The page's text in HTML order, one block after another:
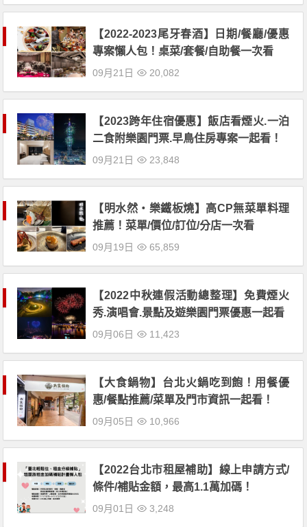
【2022-2023尾牙春酒】日期/餐廳/優惠
專案懶人包！桌菜/套餐/自助餐一次看
09月21日 20,082
【2023跨年住宿優惠】飯店看煙火.一泊
二食附樂園門票.早鳥住房專案一起看！
09月21日 23,848
【明水然・樂鐵板燒】高CP無菜單料理
推薦！菜單/價位/訂位/分店一次看
09月19日 65,859
【2022中秋連假活動總整理】免費煙火
秀.演唱會.景點及遊樂園門票優惠一起看
09月06日 11,423
【大食鍋物】台北火鍋吃到飽！用餐優
惠/餐點推薦/菜單及門市資訊一起看！
09月05日 10,966
【2022台北市租屋補助】線上申請方式/
條件/補貼金額，最高1.1萬加碼！
09月01日 3,248